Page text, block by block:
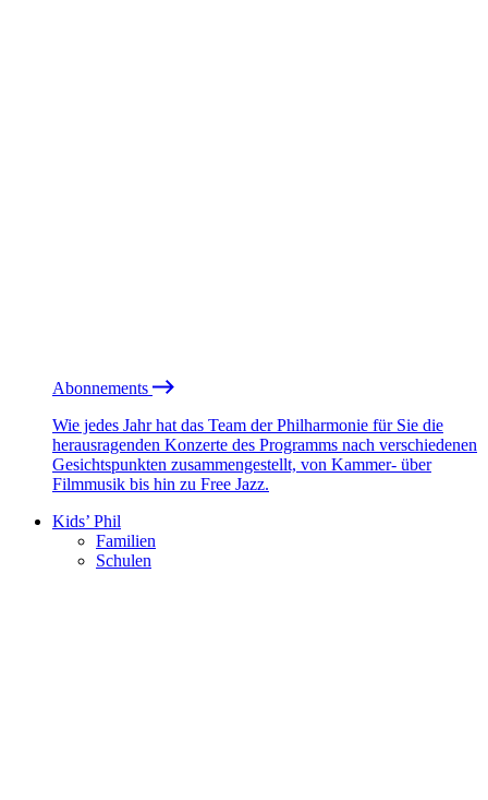
Abonnements
Wie jedes Jahr hat das Team der Philharmonie für Sie die
herausragenden Konzerte des Programms nach verschiedenen
Gesichtspunkten zusammengestellt, von Kammer- über
Filmmusik bis hin zu Free Jazz.
Kids’ Phil
Familien
Schulen